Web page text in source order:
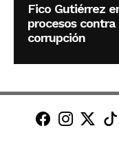
Fico Gutiérrez
procesos contra
corrupción
Minuto30